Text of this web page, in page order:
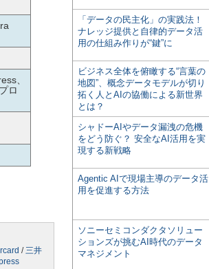
、
ロ
/三井
「データの民主化」の実践法！
ナレッジ提供と自律的データ活
用の仕組み作りが“鍵”に
ビジネス全体を俯瞰する“言葉の
地図”、概念データモデルが切り
拓く人とAIの協働による新世界
とは？
シャドーAIやデータ漏洩の危機
をどう防ぐ？ 安全なAI活用を実
現する新戦略
Agentic AIで現場主導のデータ活
用を促進する方法
ソニーセミコンダクタソリュー
ションズが挑むAI時代のデータ
マネジメント